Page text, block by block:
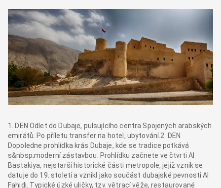
1. DEN Odlet do Dubaje, pulsujícího centra Spojených arabských
emirátů. Po příletu transfer na hotel, ubytování.2. DEN
Dopoledne prohlídka krás Dubaje, kde se tradice potkává
s&nbsp;moderní zástavbou. Prohlídku začnete ve čtvrti Al
Bastakiya, nejstarší historické části metropole, jejíž vznik se
datuje do 19. století a vznikl jako součást dubajské pevnosti Al
Fahidi. Typické úzké uličky, tzv. větrací věže, restaurované